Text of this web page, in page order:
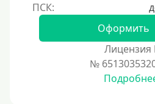
По водительскому
Без СНИЛСа
Оформить
Лицензия
№